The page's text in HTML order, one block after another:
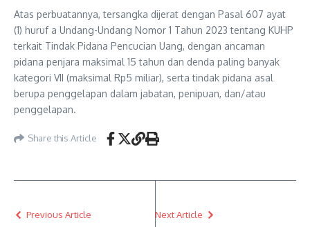
Atas perbuatannya, tersangka dijerat dengan Pasal 607 ayat
(1) huruf a Undang-Undang Nomor 1 Tahun 2023 tentang KUHP
terkait Tindak Pidana Pencucian Uang, dengan ancaman
pidana penjara maksimal 15 tahun dan denda paling banyak
kategori VII (maksimal Rp5 miliar), serta tindak pidana asal
berupa penggelapan dalam jabatan, penipuan, dan/atau
penggelapan.
Share this Article
Previous Article Next Article